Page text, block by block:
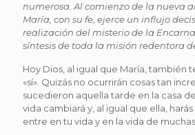
numerosa. Al comienzo de la nueva
María, con su fe, ejerce un influjo
realización del misterio de la
síntesis de toda la misión redentora
Hoy Dios, al igual que María, también
«sí». Quizás no ocurrirán cosas tan
sucedieron aquella tarde en la casa
vida cambiará y, al igual que ella,
entre en tu vida y en la vida de